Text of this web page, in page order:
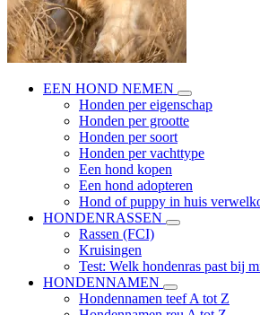
EEN HOND NEMEN
Honden per eigenschap
Honden per grootte
Honden per soort
Honden per vachttype
Een hond kopen
Een hond adopteren
Hond of puppy in huis
HONDENRASSEN
Rassen (FCI)
Kruisingen
Test: Welk hondenras past bij
HONDENNAMEN
Hondennamen teef A tot Z